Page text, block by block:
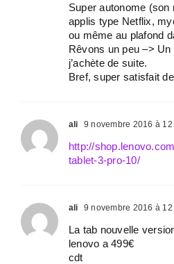
Super autonome (son
applis type Netflix,
ou même au plafond
Rêvons un peu –>
j’achète de suite.
Bref, super satisfait
ali 9 novembre 2016 à 12
http://
tablet-3-pro-10/
ali 9 novembre 2016 à 12
La tab nouvelle
lenovo a 499€
cdt